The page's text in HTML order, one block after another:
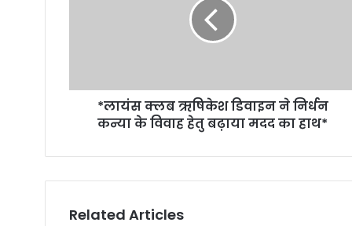
*लायंस क्लब ऋषिकेश डिवाइन ने निर्धन
कन्या के विवाह हेतु बढ़ाया मदद का हाथ*
Related Articles